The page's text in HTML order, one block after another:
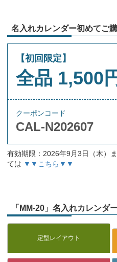
名入れカレンダー初めてご
【初回限定】
全品 1,500
クーポンコード
CAL-N202607
有効期限：2026年9月3日（木）
ては ▼▼こちら▼▼
「MM-20」名入れカレンダ